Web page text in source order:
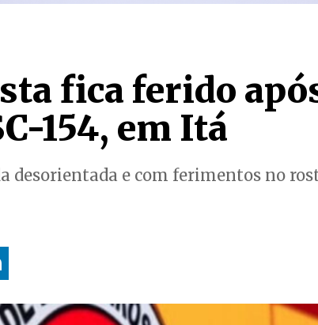
fica ferido
154, em Itá
desorientada e com ferimentos no